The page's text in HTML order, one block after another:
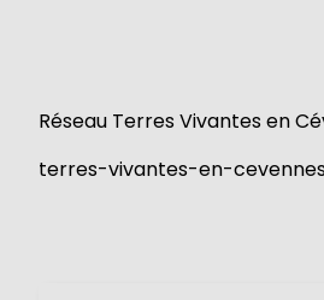
Réseau Terres Vivantes en
terres-vivantes-en-